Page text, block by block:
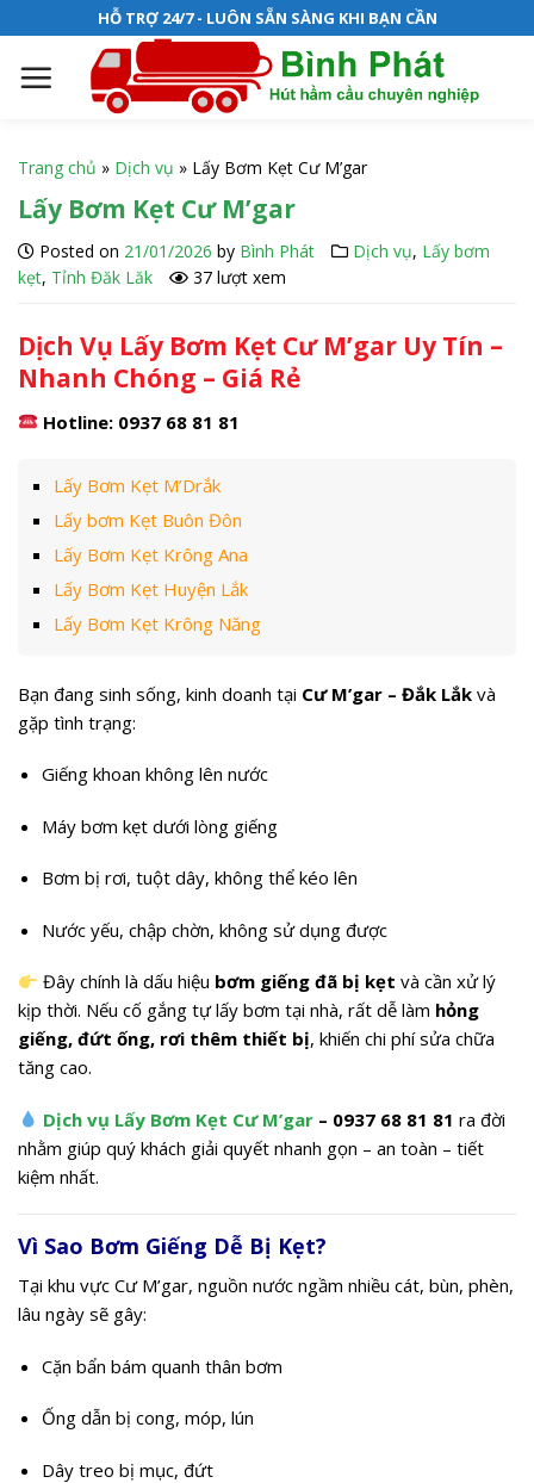
k
HỖ TRỢ 24/7 - LUÔN SẴN SÀNG KHI BẠN CẦN
Trang chủ » Dịch vụ » Lấy Bơm Kẹt Cư M’gar
Lấy Bơm Kẹt Cư M’gar
Posted on 21/01/2026 by Bình Phát Dịch vụ, Lấy bơm
kẹt, Tỉnh Đăk Lăk 37 lượt xem
Dịch Vụ Lấy Bơm Kẹt Cư M’gar Uy Tín –
Nhanh Chóng – Giá Rẻ
Hotline: 0937 68 81 81
Lấy Bơm Kẹt M’Drắk
Lấy bơm Kẹt Buôn Đôn
Lấy Bơm Kẹt Krông Ana
Lấy Bơm Kẹt Huyện Lắk
Lấy Bơm Kẹt Krông Năng
Bạn đang sinh sống, kinh doanh tại Cư M’gar – Đắk Lắk và
gặp tình trạng:
Giếng khoan không lên nước
Máy bơm kẹt dưới lòng giếng
Bơm bị rơi, tuột dây, không thể kéo lên
Nước yếu, chập chờn, không sử dụng được
Đây chính là dấu hiệu bơm giếng đã bị kẹt và cần xử lý
kịp thời. Nếu cố gắng tự lấy bơm tại nhà, rất dễ làm hỏng
giếng, đứt ống, rơi thêm thiết bị, khiến chi phí sửa chữa
tăng cao.
Dịch vụ Lấy Bơm Kẹt Cư M’gar – 0937 68 81 81 ra đời
nhằm giúp quý khách giải quyết nhanh gọn – an toàn – tiết
kiệm nhất.
Vì Sao Bơm Giếng Dễ Bị Kẹt?
Tại khu vực Cư M’gar, nguồn nước ngầm nhiều cát, bùn, phèn,
lâu ngày sẽ gây:
Cặn bẩn bám quanh thân bơm
Ống dẫn bị cong, móp, lún
Dây treo bị mục, đứt